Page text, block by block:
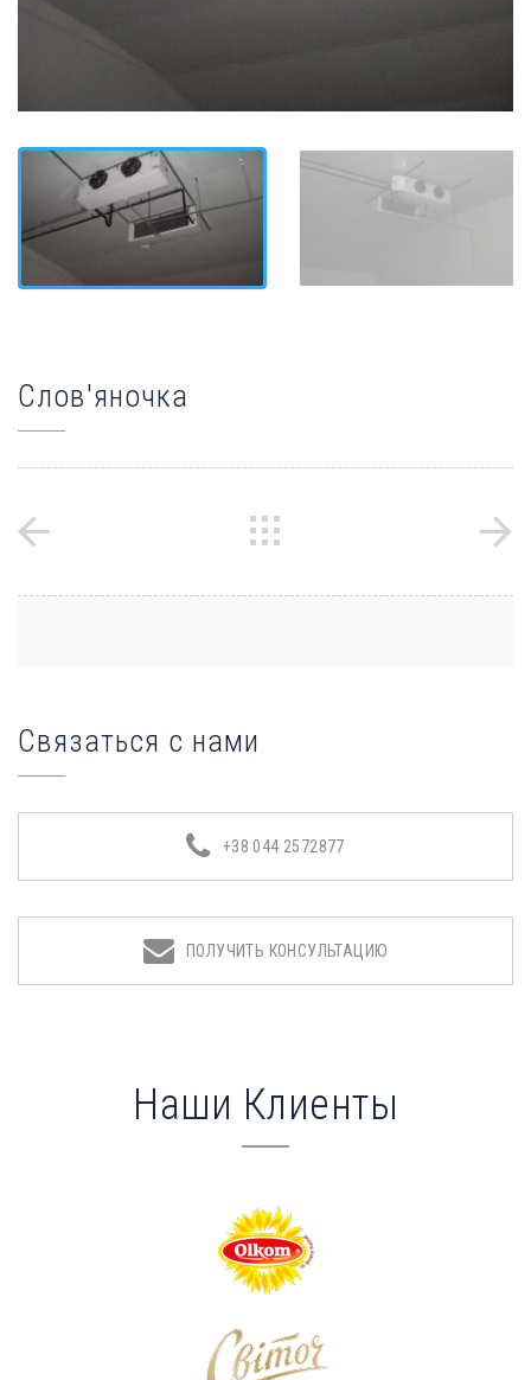
Слов'яночка
Связаться с нами
+38 044 2572877
ПОЛУЧИТЬ КОНСУЛЬТАЦИЮ
Наши Клиенты